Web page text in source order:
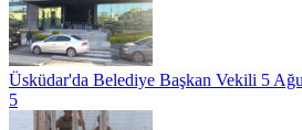
Üsküdar'da Belediye Başkan Vekili 5
5